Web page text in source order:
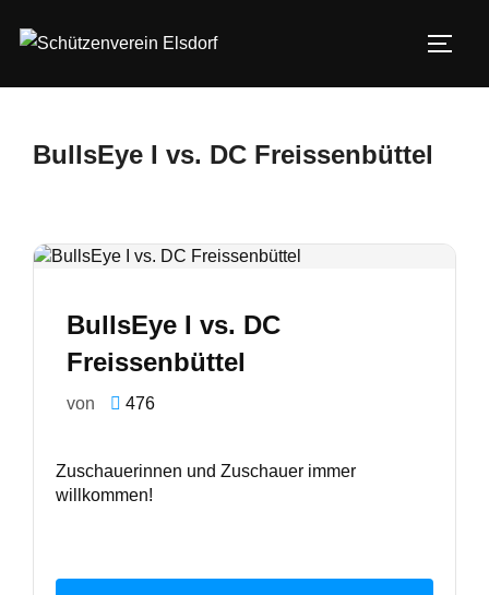
Inhalt
BullsEye I vs. DC Freissenbüttel
BullsEye I vs. DC
Freissenbüttel
von 476
Zuschauerinnen und Zuschauer immer
willkommen!